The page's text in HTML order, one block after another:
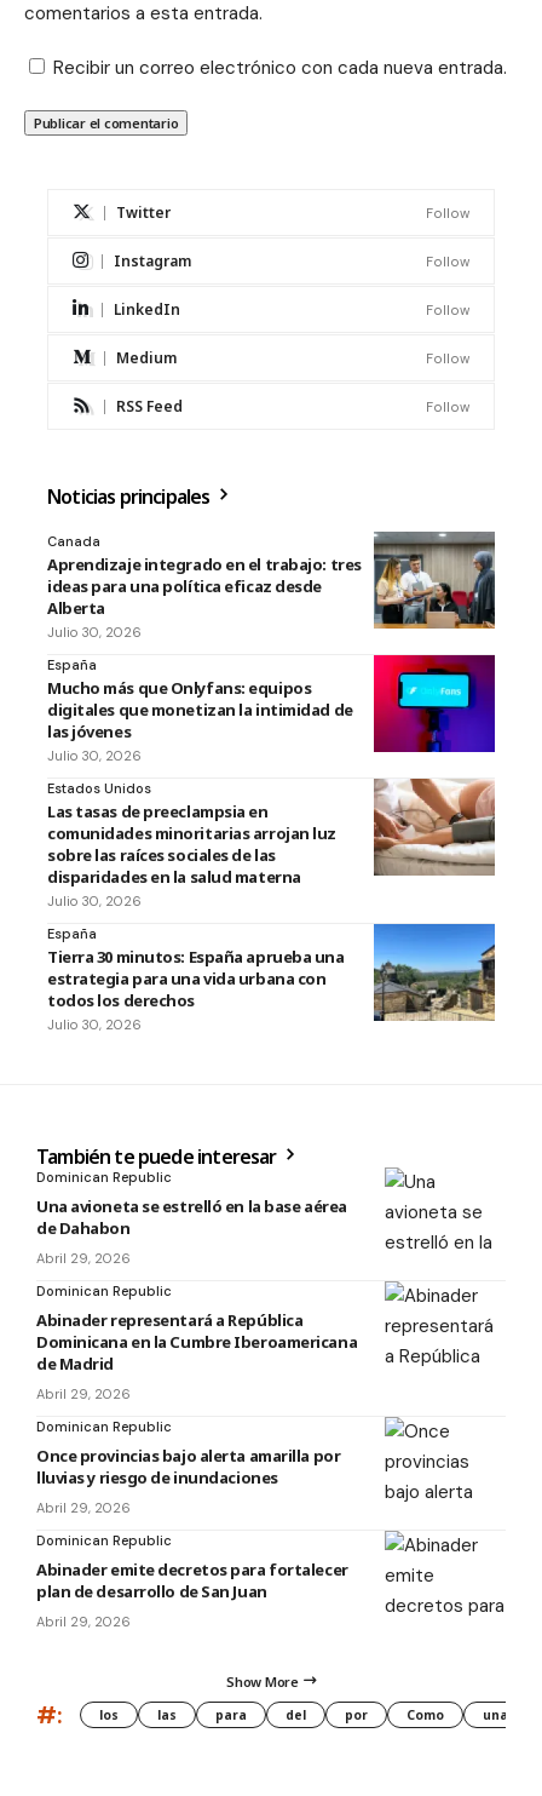
comentarios a esta entrada.
Recibir un correo electrónico con cada nueva entrada.
Twitter Follow
Instagram Follow
LinkedIn Follow
Medium Follow
RSS Feed Follow
Noticias principales
Canada
Aprendizaje integrado en el trabajo: tres
ideas para una política eficaz desde
Alberta
Julio 30, 2026
España
Mucho más que Onlyfans: equipos
digitales que monetizan la intimidad de
las jóvenes
Julio 30, 2026
Estados Unidos
Las tasas de preeclampsia en
comunidades minoritarias arrojan luz
sobre las raíces sociales de las
disparidades en la salud materna
Julio 30, 2026
España
Tierra 30 minutos: España aprueba una
estrategia para una vida urbana con
todos los derechos
Julio 30, 2026
También te puede interesar
Dominican Republic
Una avioneta se estrelló en la base aérea
de Dahabon
Abril 29, 2026
Dominican Republic
Abinader representará a República
Dominicana en la Cumbre Iberoamericana
de Madrid
Abril 29, 2026
Dominican Republic
Once provincias bajo alerta amarilla por
lluvias y riesgo de inundaciones
Abril 29, 2026
Dominican Republic
Abinader emite decretos para fortalecer
plan de desarrollo de San Juan
Abril 29, 2026
Show More
#: los las para del por Como una